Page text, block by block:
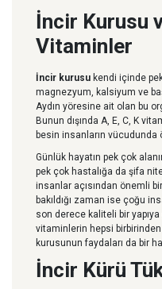
İncir Kurusu
Vitaminler
İncir kurusu kendi içinde
magnezyum, kalsiyum ve
Aydın yöresine ait olan bu
Bunun dışında A, E, C, K
besin insanların vücudunda
Günlük hayatın pek çok
pek çok hastalığa da şifa
insanlar açısından önemli
bakıldığı zaman ise çoğu
son derece kaliteli bir
vitaminlerin hepsi birbirinden
kurusunun faydaları da bir
İncir Kürü